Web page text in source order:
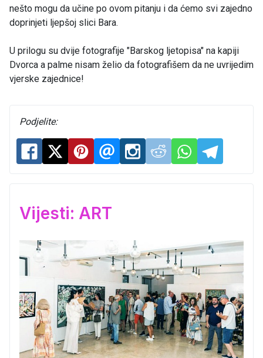
nešto mogu da učine po ovom pitanju i da ćemo svi zajedno
doprinjeti ljepšoj slici Bara.
U prilogu su dvije fotografije "Barskog ljetopisa" na kapiji
Dvorca a palme nisam želio da fotografišem da ne uvrijedim
vjerske zajednice!
Podjelite:
Vijesti: ART